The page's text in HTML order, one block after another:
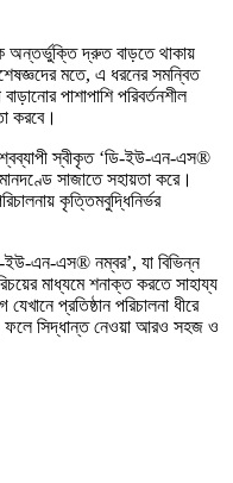
অন্তর্ভুক্তি দ্রুত বাড়তে থাকায়
মতে, এ ধরনের সমন্বিত
পাশাপাশি পরিবর্তনশীল
করবে।
স্বীকৃত ‘ডি-ইউ-এন-এস®
সাজাতে সহায়তা করে।
কৃত্তিমবুদ্ধিনির্ভর
ইউ-এন-এস® নম্বর’, যা বিভিন্ন
মাধ্যমে শনাক্ত করতে সাহায্য
প্রতিষ্ঠান পরিচালনা ধীরে
ফলে সিদ্ধান্ত নেওয়া আরও সহজ ও